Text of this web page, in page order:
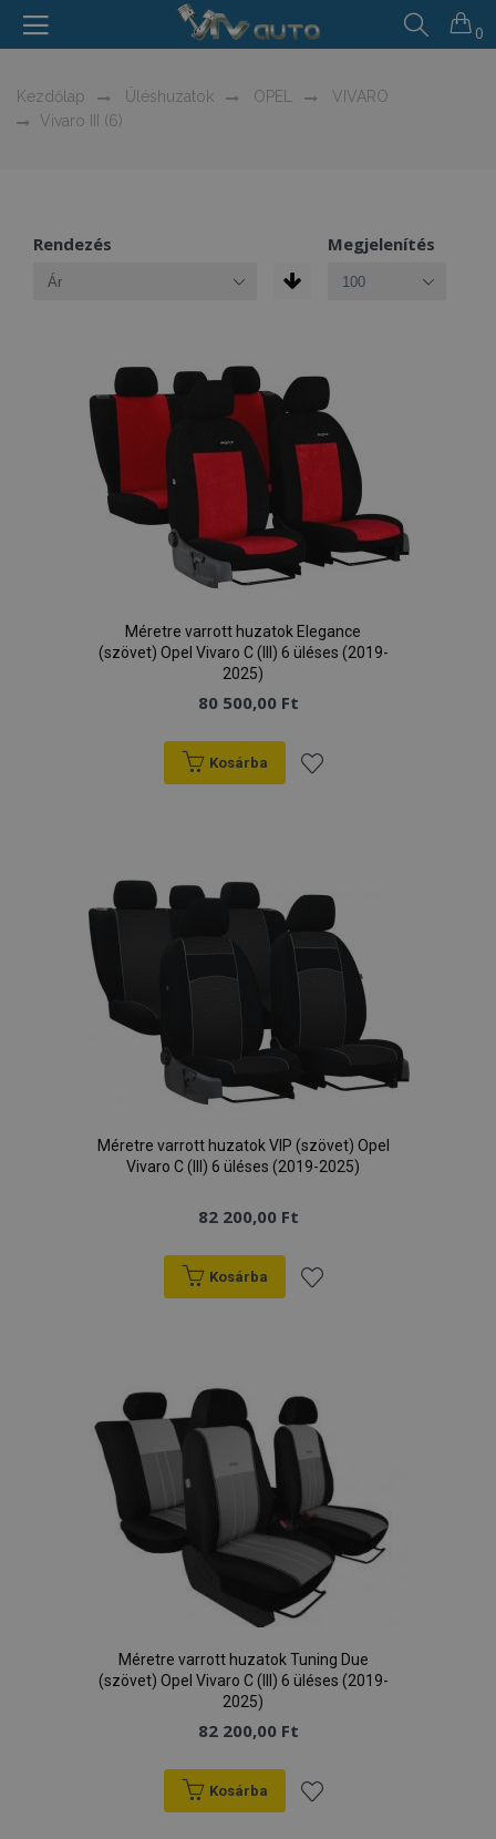
0
Kezdőlap Üléshuzatok OPEL
VIVARO
Vivaro III (6)
Rendezés Megjelenítés
Méretre varrott huzatok Elegance
(szövet) Opel Vivaro C (III) 6 üléses (2019-
2025)
80 500,00 Ft
Kosárba
kívánságlistához
Méretre varrott huzatok VIP (szövet) Opel
Vivaro C (III) 6 üléses (2019-2025)
82 200,00 Ft
Kosárba
kívánságlistához
Méretre varrott huzatok Tuning Due
(szövet) Opel Vivaro C (III) 6 üléses (2019-
2025)
82 200,00 Ft
Kosárba